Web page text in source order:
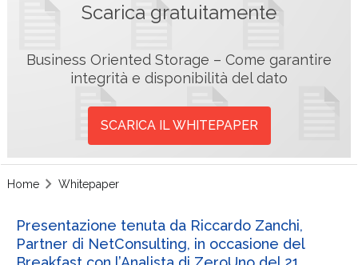
Scarica gratuitamente
Business Oriented Storage – Come garantire
integrità e disponibilità del dato
SCARICA IL WHITEPAPER
Home Whitepaper
Presentazione tenuta da Riccardo Zanchi,
Partner di NetConsulting, in occasione del